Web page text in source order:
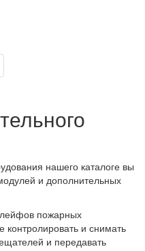
нашего каталоге вы
и дополнительных
пожарных
и снимать
и передавать